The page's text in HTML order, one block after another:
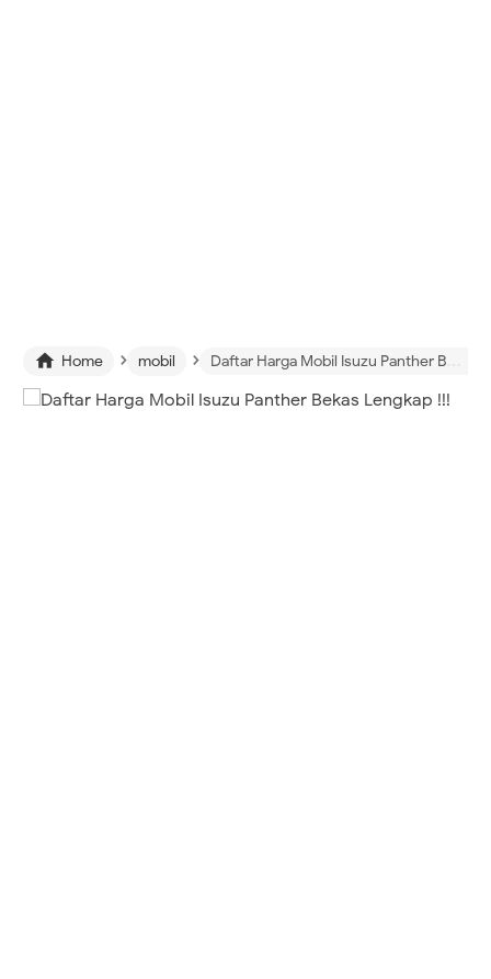
 Home › mobil › Daftar Harga Mobil Isuzu Panther Bekas Lengkap !!!